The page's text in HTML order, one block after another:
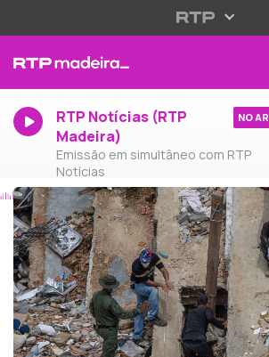
RTP Notícias (RTP
Madeira)
Emissão em simultâneo com RTP
Notícias
NO AR